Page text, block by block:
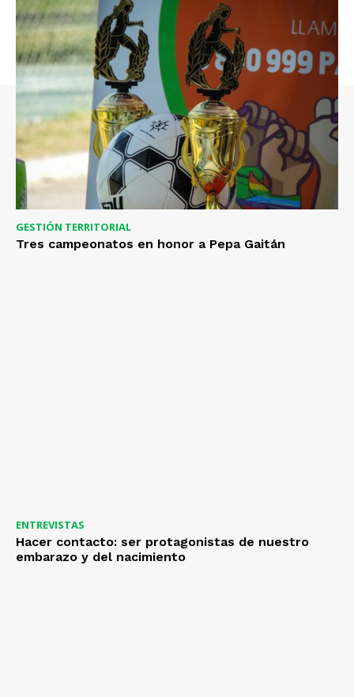
GESTIÓN TERRITORIAL
Tres campeonatos en honor a Pepa Gaitán
ENTREVISTAS
Hacer contacto: ser protagonistas de nuestro
embarazo y del nacimiento